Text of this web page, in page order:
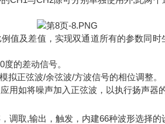
值及差值，实现双通道所有的参数同
的差动信号。
拟正弦波/余弦波/方波信号的相位调整。
用如将噪声加入正弦波，以执行扬声器
调取,输出，触发，内建66种波形选择的